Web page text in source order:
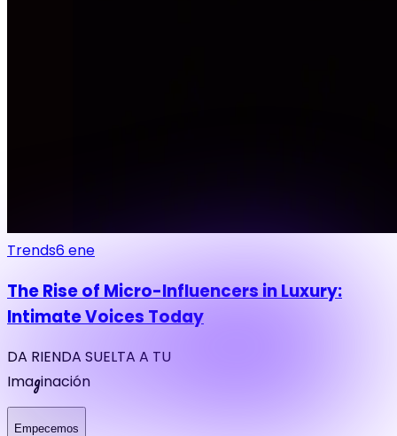
Trends6 ene
The Rise of Micro-Influencers in Luxury:
Intimate Voices Today
DA RIENDA SUELTA A TU
Imaginación
Empecemos